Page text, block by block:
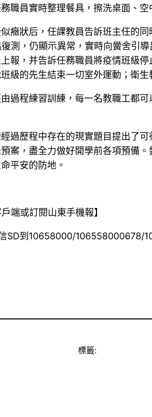
職員實時整理餐具，擦洗桌面、空
癥狀后，任課教員告訴班主任的
測，仍顯示異常，實時向黌舍引導
報，并告訴任務職員將疫情班級
級的先生結束一切室外運動；衛
過程練習訓練，每一名教職工都
過歷程中存在的現實題目提出了
案，盡全力做好開學前各項預備
平安的防地。
端或訂閱山東手機報】
SD到10658000/106558000678/
標籤: